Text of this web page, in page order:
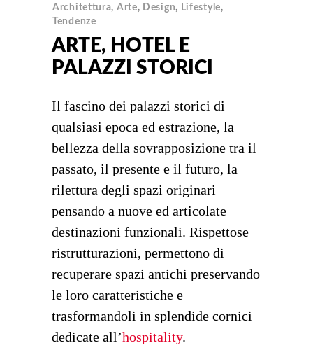
Architettura, Arte, Design, Lifestyle,
Tendenze
ARTE, HOTEL E
PALAZZI STORICI
Il fascino dei palazzi storici di
qualsiasi epoca ed estrazione, la
bellezza della sovrapposizione tra il
passato, il presente e il futuro, la
rilettura degli spazi originari
pensando a nuove ed articolate
destinazioni funzionali. Rispettose
ristrutturazioni, permettono di
recuperare spazi antichi preservando
le loro caratteristiche e
trasformandoli in splendide cornici
dedicate all’hospitality.